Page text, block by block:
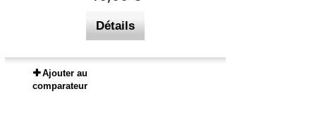
Détails
Ajouter au
comparateur